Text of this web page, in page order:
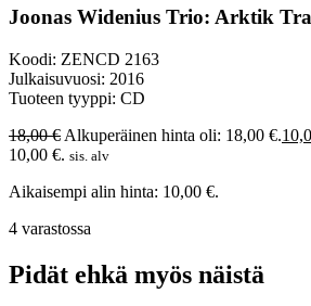
Joonas Widenius Trio: Arktik
Koodi: ZENCD 2163
Julkaisuvuosi: 2016
Tuoteen tyyppi: CD
18,00€ Alkuperäinen hinta oli: 18,00 €.
10,00 €. sis. alv
Aikaisempi alin hinta: 10,00 €.
4 varastossa
Pidät ehkä myös näistä